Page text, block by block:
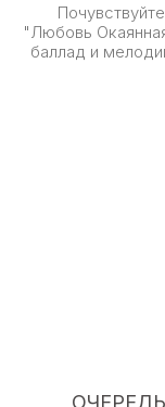
"Любовь
баллад и